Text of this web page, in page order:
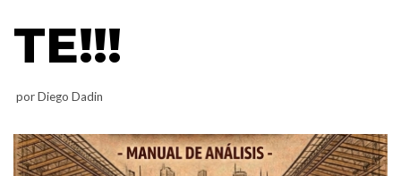
TE!!!
porDiego Dadin